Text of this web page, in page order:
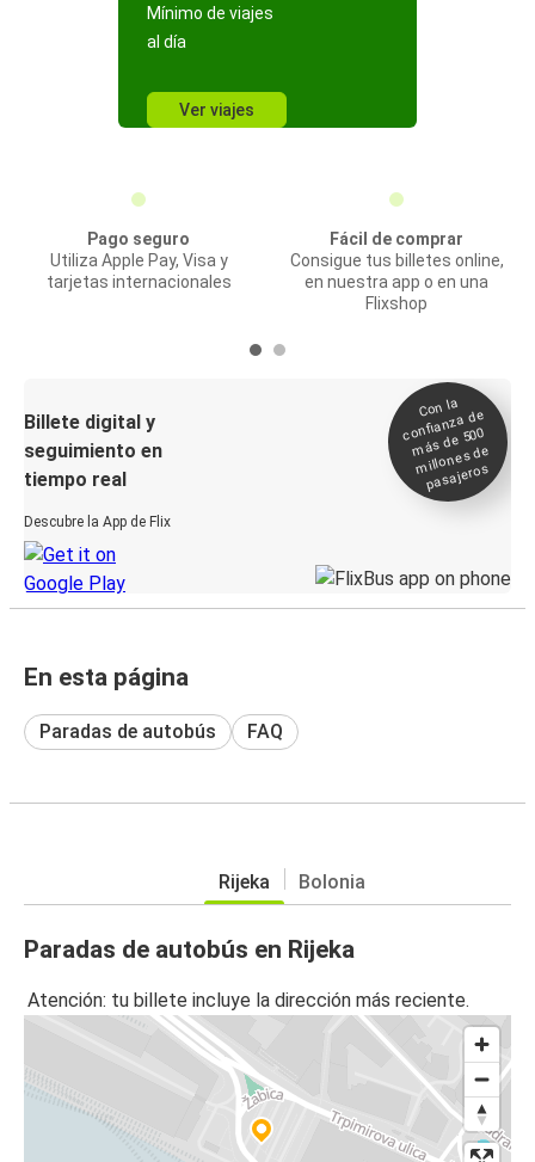
Mínimo de viajes
al día
Ver viajes
Pago seguro
Utiliza Apple Pay, Visa y
tarjetas internacionales
Fácil de comprar
Consigue tus billetes online,
en nuestra app o en una
Flixshop
Billete digital y
seguimiento en
tiempo real
Descubre la App de Flix
Con la
confianza de
más de 500
millones de
pasajeros
En esta página
Paradas de autobús FAQ
Rijeka Bolonia
Paradas de autobús en Rijeka
Atención: tu billete incluye la dirección más reciente.